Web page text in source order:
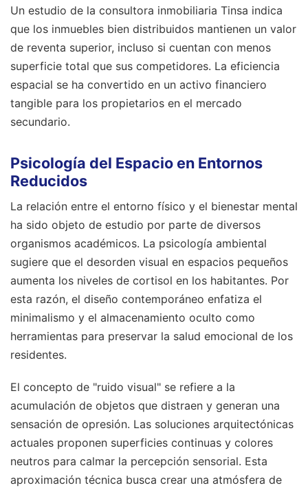
Un estudio de la consultora inmobiliaria Tinsa indica
que los inmuebles bien distribuidos mantienen un valor
de reventa superior, incluso si cuentan con menos
superficie total que sus competidores. La eficiencia
espacial se ha convertido en un activo financiero
tangible para los propietarios en el mercado
secundario.
Psicología del Espacio en Entornos
Reducidos
La relación entre el entorno físico y el bienestar mental
ha sido objeto de estudio por parte de diversos
organismos académicos. La psicología ambiental
sugiere que el desorden visual en espacios pequeños
aumenta los niveles de cortisol en los habitantes. Por
esta razón, el diseño contemporáneo enfatiza el
minimalismo y el almacenamiento oculto como
herramientas para preservar la salud emocional de los
residentes.
El concepto de "ruido visual" se refiere a la
acumulación de objetos que distraen y generan una
sensación de opresión. Las soluciones arquitectónicas
actuales proponen superficies continuas y colores
neutros para calmar la percepción sensorial. Esta
aproximación técnica busca crear una atmósfera de